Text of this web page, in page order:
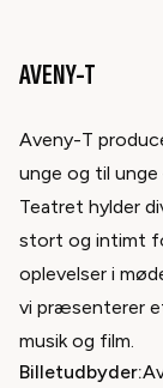
AVENY-T
Aveny-T
unge og til unge
Teatret hylder
stort og intimt
oplevelser i
vi præsenterer
musik og film.
Billetudbyder: